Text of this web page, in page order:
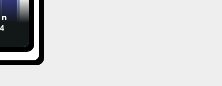
nur